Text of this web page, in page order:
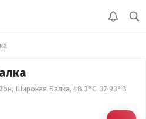
Широкая Балка, 48.3°С, 37.93°В